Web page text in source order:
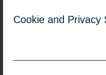
Cookie and Privacy